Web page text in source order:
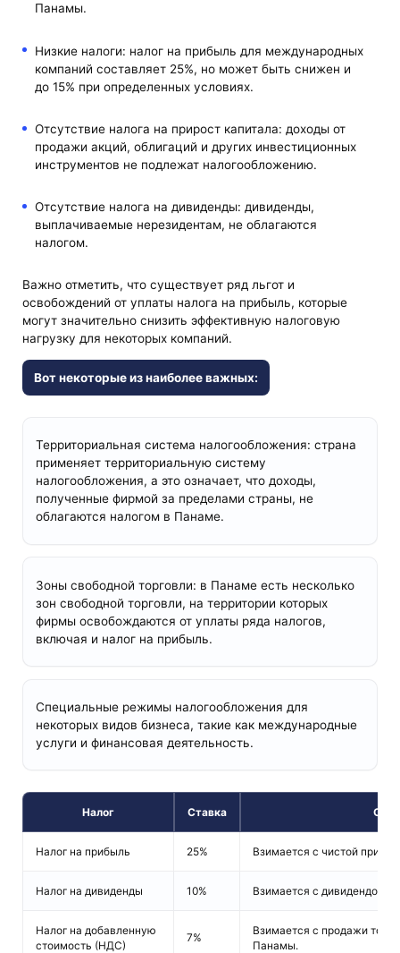
Панамы.
Низкие налоги: налог на прибыль для международных
компаний составляет 25%, но может быть снижен и
до 15% при определенных условиях.
Отсутствие налога на прирост капитала: доходы от
продажи акций, облигаций и других инвестиционных
инструментов не подлежат налогообложению.
Отсутствие налога на дивиденды: дивиденды,
выплачиваемые нерезидентам, не облагаются
налогом.
Важно отметить, что существует ряд льгот и
освобождений от уплаты налога на прибыль, которые
могут значительно снизить эффективную налоговую
нагрузку для некоторых компаний.
Вот некоторые из наиболее важных:
Территориальная система налогообложения: страна
применяет территориальную систему
налогообложения, а это означает, что доходы,
полученные фирмой за пределами страны, не
облагаются налогом в Панаме.
Зоны свободной торговли: в Панаме есть несколько
зон свободной торговли, на территории которых
фирмы освобождаются от уплаты ряда налогов,
включая и налог на прибыль.
Специальные режимы налогообложения для
некоторых видов бизнеса, такие как международные
услуги и финансовая деятельность.
Налог Ставка
Налог на прибыль 25% Взимается с чистой
Налог на дивиденды 10% Взимается с дивидендов,
Налог на добавленную
стоимость (НДС)
7%
Взимается с продажи
Панамы.